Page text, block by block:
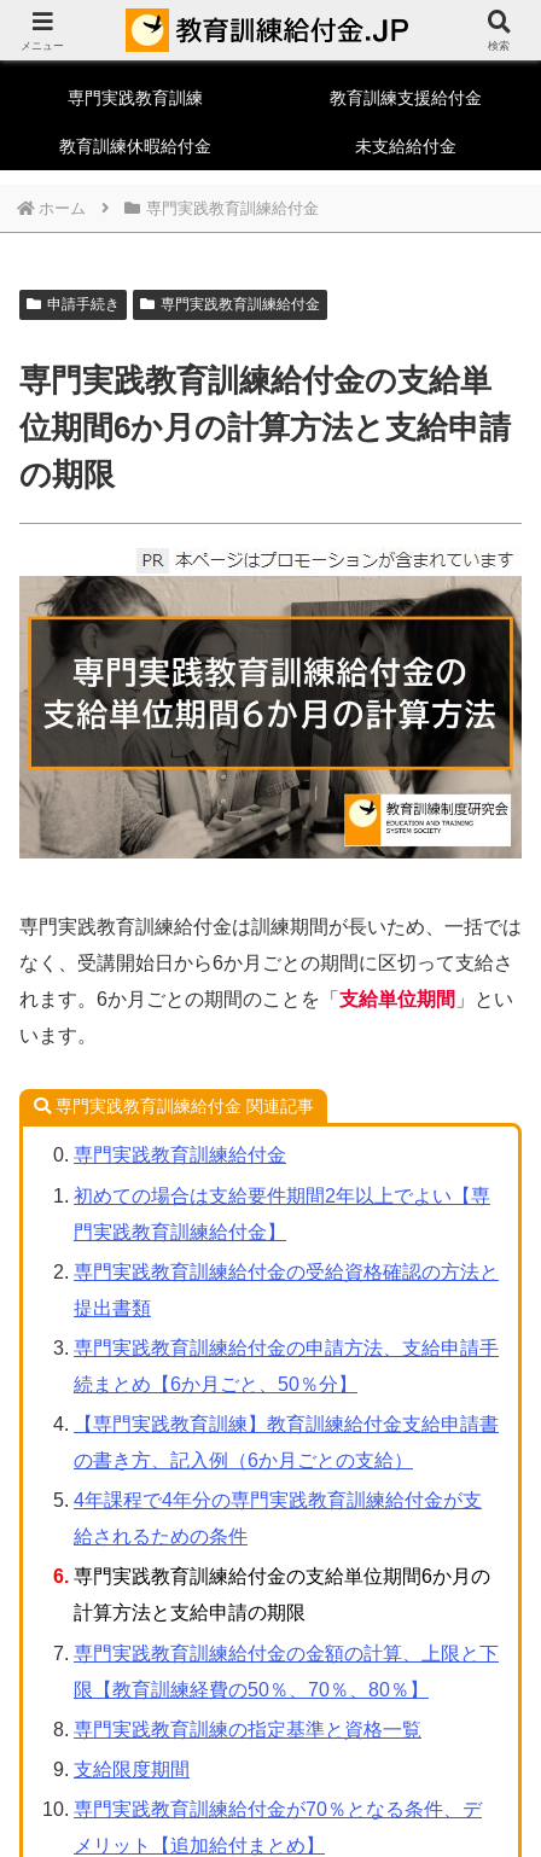
教育訓練給付制度総合ポータルサイト
一般教育訓練
専門実践教育訓練 教育訓練支援給付金
教育訓練休暇給付金 未支給給付金
ホーム 専門実践教育訓練給付金
申請手続き 専門実践教育訓練給付金
専門実践教育訓練給付金の支給単
位期間6か月の計算方法と支給申請
の期限
専門実践教育訓練給付金は訓練期間が長いため、一括では
なく、受講開始日から6か月ごとの期間に区切って支給さ
れます。6か月ごとの期間のことを「 支給単位期間 」とい
います。
専門実践教育訓練給付金 関連記事
専門実践教育訓練給付金
初めての場合は支給要件期間2年以上でよい【専
門実践教育訓練給付金】
専門実践教育訓練給付金の受給資格確認の方法と
提出書類
専門実践教育訓練給付金の申請方法、支給申請手
続まとめ【6か月ごと、50％分】
【専門実践教育訓練】教育訓練給付金支給申請書
の書き方、記入例（6か月ごとの支給）
4年課程で4年分の専門実践教育訓練給付⾦が支
給されるための条件
専門実践教育訓練給付金の支給単位期間6か月の
計算方法と支給申請の期限
専門実践教育訓練給付金の金額の計算、上限と下
限【教育訓練経費の50％、70％、80％】
専門実践教育訓練の指定基準と資格一覧
支給限度期間
専門実践教育訓練給付金が70％となる条件、デ
メリット【追加給付まとめ】
メニュー 検索